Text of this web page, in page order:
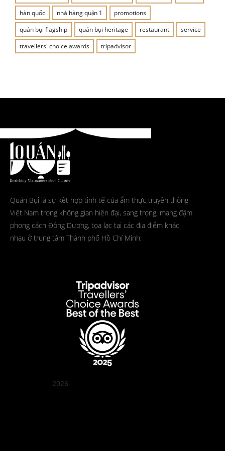
hàn quốc
nhà hàng quận 1
promotions
quán bụi flagship
quán bụi heritage restaurant
service
travellers' choice awards
tripadvisor
Quán Bụi là sự kết hợp tinh tế của ẩm thực truyền thống
Việt Nam trong không gian hiện đại, sang trọng, mang đậm
phong cách Đông Dương, tọa lạc tại các địa điểm khác
nhau ở trung tâm Thành phố Hồ Chí Minh.
2026